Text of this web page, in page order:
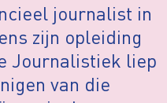
journalist in
zijn opleiding
Journalistiek liep
van die